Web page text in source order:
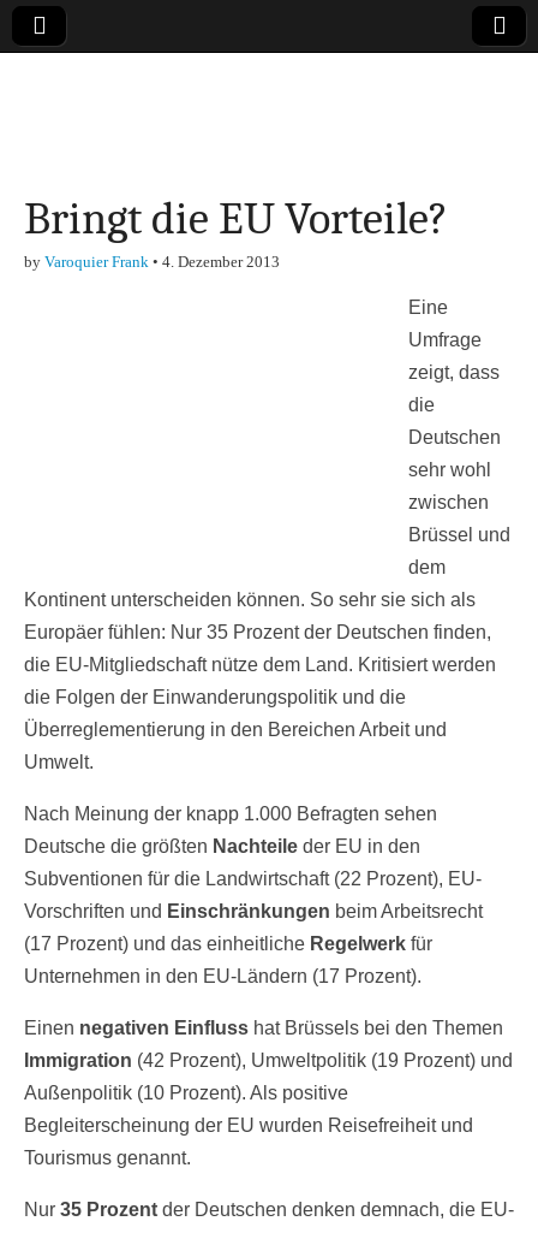
Finanzen,
Marketing-, Vertrieb-
& Investment-Tipps
Bringt die EU Vorteile?
by Varoquier Frank • 4. Dezember 2013
Eine
Umfrage
zeigt, dass
die
Deutschen
sehr wohl
zwischen
Brüssel und
dem
Kontinent unterscheiden können. So sehr sie sich als
Europäer fühlen: Nur 35 Prozent der Deutschen finden,
die EU-Mitgliedschaft nütze dem Land. Kritisiert werden
die Folgen der Einwanderungspolitik und die
Überreglementierung in den Bereichen Arbeit und
Umwelt.
Nach Meinung der knapp 1.000 Befragten sehen
Deutsche die größten Nachteile der EU in den
Subventionen für die Landwirtschaft (22 Prozent), EU-
Vorschriften und Einschränkungen beim Arbeitsrecht
(17 Prozent) und das einheitliche Regelwerk für
Unternehmen in den EU-Ländern (17 Prozent).
Einen negativen Einfluss hat Brüssels bei den Themen
Immigration (42 Prozent), Umweltpolitik (19 Prozent) und
Außenpolitik (10 Prozent). Als positive
Begleiterscheinung der EU wurden Reisefreiheit und
Tourismus genannt.
Nur 35 Prozent der Deutschen denken demnach, die EU-